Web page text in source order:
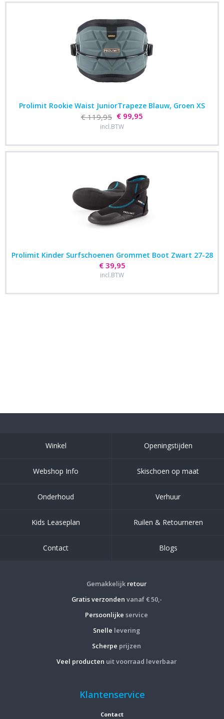
Prolimit Rookie Waist JuniorTrapeze Blauw, Groen XS
€ 119,95 € 99,95
incl.BTW
Prolimit Kinder Surfschoenen Grommet Boot Zwart 27-28
€ 39,95
incl.BTW
Winkel Openingstijden
Webshop Info Skischoen op maat
Onderhoud Verhuur
Kids Leaseplan Ruilen & Retourneren
Contact Blogs
Gemakkelijk retour
Gratis verzonden vanaf € 50,-
Persoonlijke service
Snelle levering
Scherpe prijzen
Veel producten uit voorraad leverbaar
Klantenservice
Contact